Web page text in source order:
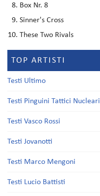
Box Nr. 8
Sinner's Cross
These Two Rivals
TOP ARTISTI
Testi Ultimo
Testi Pinguini Tattici Nucleari
Testi Vasco Rossi
Testi Jovanotti
Testi Marco Mengoni
Testi Lucio Battisti